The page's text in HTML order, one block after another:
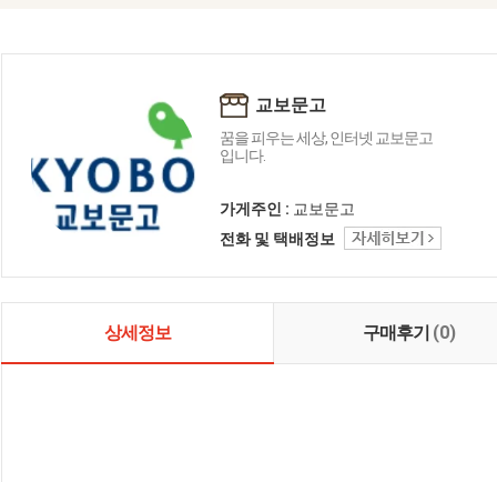
교보문고
꿈을 피우는 세상, 인터넷 교보문고
입니다.
가게주인 : 교보문고
전화 및 택배정보
상세정보 구매후기 (0)